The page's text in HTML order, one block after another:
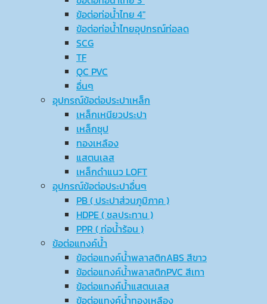
ข้อต่อท่อน้ำไทย 4″
ข้อต่อท่อน้ำไทยอุปกรณ์ท่อลด
SCG
TF
QC PVC
อื่นๆ
อุปกรณ์ข้อต่อประปาเหล็ก
เหล็กเหนียวประปา
เหล็กชุป
ทองเหลือง
แสตนเลส
เหล็กดำแนว LOFT
อุปกรณ์ข้อต่อประปาอื่นๆ
PB ( ประปาส่วนภูมิภาค )
HDPE ( ชลประทาน )
PPR ( ท่อน้ำร้อน )
ข้อต่อแทงค์น้ำ
ข้อต่อแทงค์น้ำพลาสติกABS สีขาว
ข้อต่อแทงค์น้ำพลาสติกPVC สีเทา
ข้อต่อแทงค์น้ำแสตนเลส
ข้อต่อแทงค์น้ำทองเหลือง